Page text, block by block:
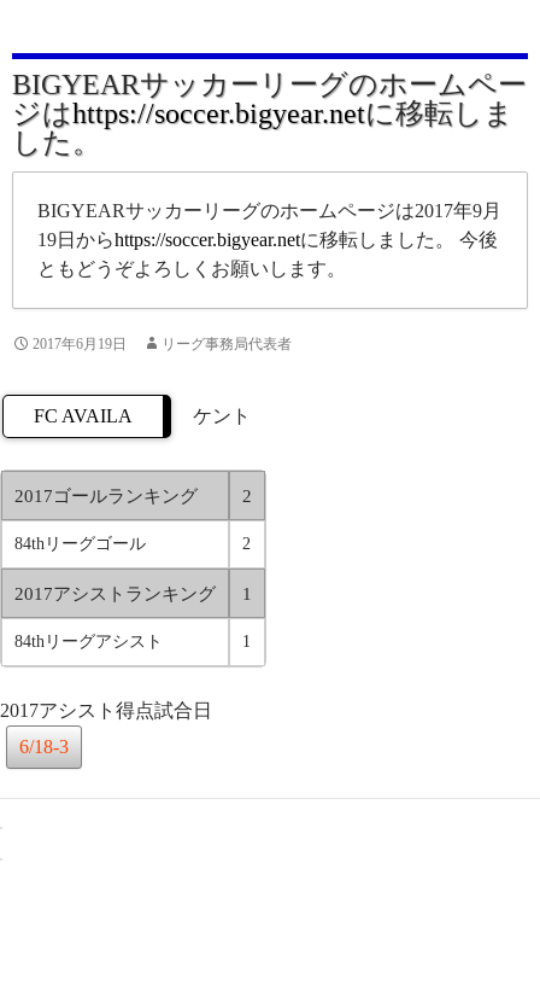
BIGYEARサッカーリーグのホームペー
ジはhttps://soccer.bigyear.netに移転しま
した。
BIGYEARサッカーリーグのホームページは2017年9月
19日からhttps://soccer.bigyear.netに移転しました。 今後
ともどうぞよろしくお願いします。
2017年6月19日 リーグ事務局代表者
FC AVAILA ケント
2017ゴールランキング 2
84thリーグゴール 2
2017アシストランキング 1
84thリーグアシスト 1
2017アシスト得点試合日
6/18-3